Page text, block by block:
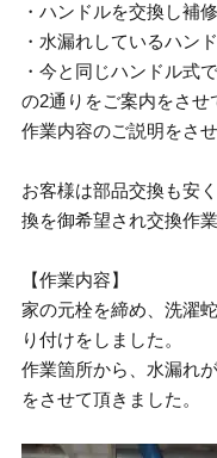
・ハンドルを交換し補
・水漏れしているハン
・今と同じハンドル式
の2通りをご案内をさせ
作業内容のご説明をさ
お客様は部品交換も安
換を御希望され交換作
【作業内容】
家の元栓を締め、洗濯
り付けをしました。
作業箇所から、水漏れ
をさせて頂きました。